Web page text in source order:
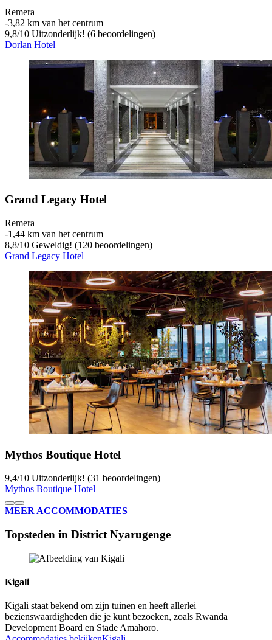
Remera
‐3,82 km van het centrum
9,8/10 Uitzonderlijk! (6 beoordelingen)
Dorlan Hotel
Grand Legacy Hotel
Remera
‐1,44 km van het centrum
8,8/10 Geweldig! (120 beoordelingen)
Grand Legacy Hotel
Mythos Boutique Hotel
9,4/10 Uitzonderlijk! (31 beoordelingen)
Mythos Boutique Hotel
MEER ACCOMMODATIES
Topsteden in District Nyarugenge
Kigali
Kigali staat bekend om zijn tuinen en heeft allerlei
bezienswaardigheden die je kunt bezoeken, zoals Rwanda
Development Board en Stade Amahoro.